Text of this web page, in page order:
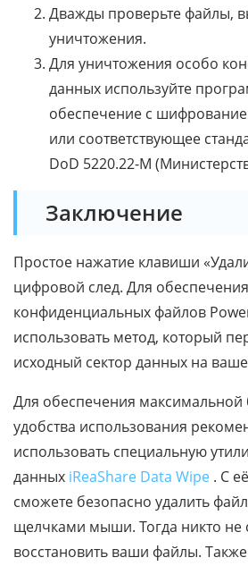
Дважды проверьте файлы,
уничтожения.
Для уничтожения особо
данных используйте
обеспечение с
или соответствующее
DoD 5220.22-M
Заключение
Простое нажатие клавиши
цифровой след. Для
конфиденциальных файлов
использовать метод, который
исходный сектор данных на
Для обеспечения максимальной
удобства использования
использовать специальную
данных iReaShare Data Wipe . С
сможете безопасно удалить
щелчками мыши. Тогда никто не
восстановить ваши файлы.